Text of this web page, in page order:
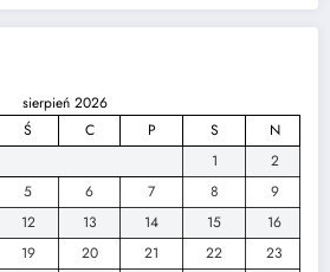
sierpień 2026
Ś C P S
N
1
2
5 6 7 8
9
12 13 14 15
16
19 20 21 22
23